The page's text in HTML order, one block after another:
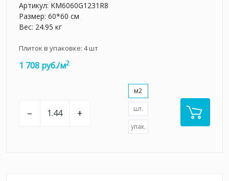
Артикул: KM6060G1231R8
Размер: 60*60 см
Вес: 24.95 кг
Плиток в упаковке: 4шт
1 708 руб./м2
– +
м2
шт.
упак.